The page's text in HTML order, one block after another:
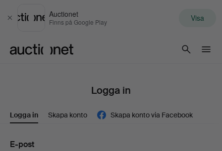
Stäng
Auctionet
Finns på Google Play Visa
Logga in
Logga in Skapa konto Skapa konto via Facebook
E-post